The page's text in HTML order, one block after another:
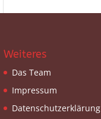
Weiteres
Das Team
Impressum
Datenschutzerklärung